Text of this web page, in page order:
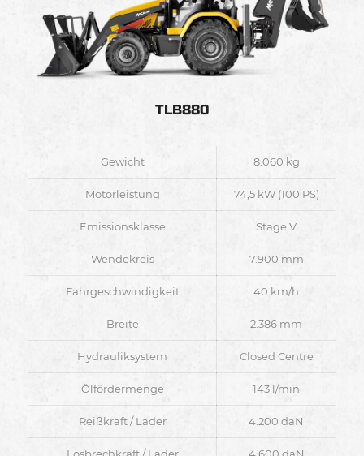
TLB880
Gewicht 8.060 kg
Motorleistung 74,5 kW (100 PS)
Emissionsklasse Stage V
Wendekreis 7.900 mm
Fahrgeschwindigkeit 40 km/h
Breite 2.386 mm
Hydrauliksystem Closed Centre
Ölfördermenge 143 l/min
Reißkraft / Lader 4.200 daN